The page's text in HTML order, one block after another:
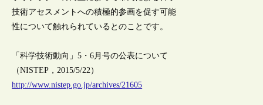
技術アセスメントへの積極的参画を促す可能
性について触れられているとのことです。
「科学技術動向」5・6月号の公表について
（NISTEP，2015/5/22）
http://www.nistep.go.jp/archives/21605